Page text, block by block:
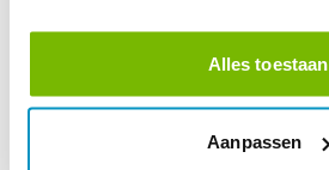
Alles toestaan
Aanpassen